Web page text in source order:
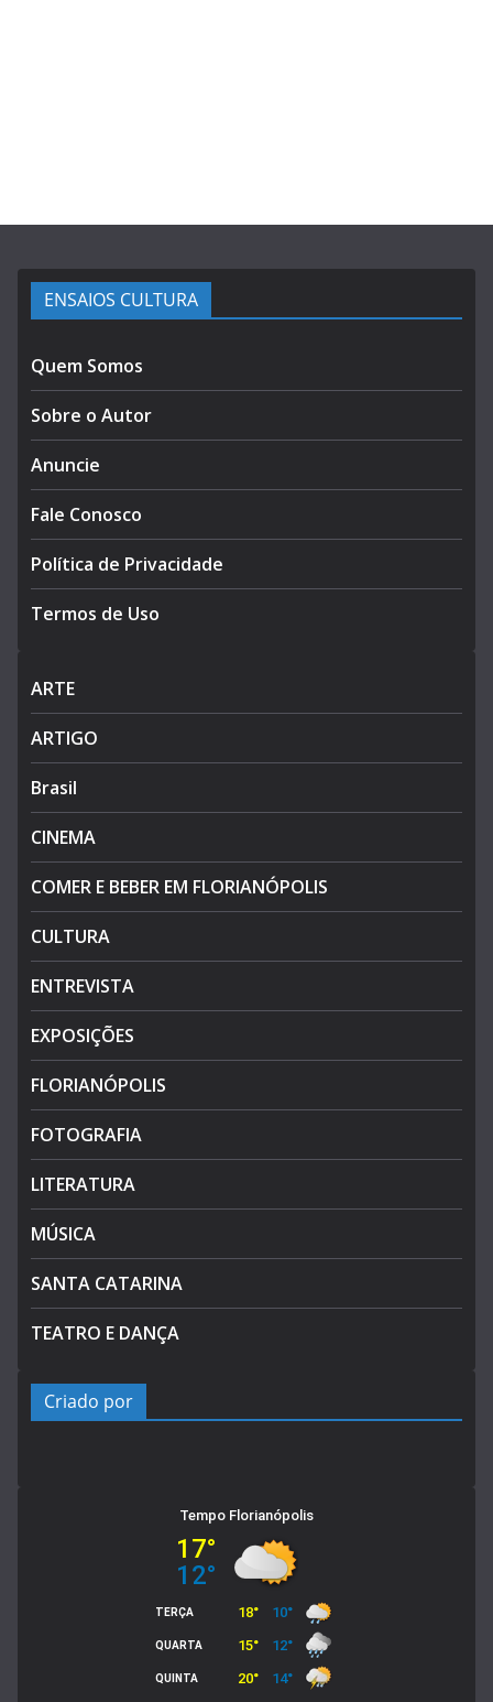
ENSAIOS CULTURA
Quem Somos
Sobre o Autor
Anuncie
Fale Conosco
Política de Privacidade
Termos de Uso
ARTE
ARTIGO
Brasil
CINEMA
COMER E BEBER EM FLORIANÓPOLIS
CULTURA
ENTREVISTA
EXPOSIÇÕES
FLORIANÓPOLIS
FOTOGRAFIA
LITERATURA
MÚSICA
SANTA CATARINA
TEATRO E DANÇA
Criado por